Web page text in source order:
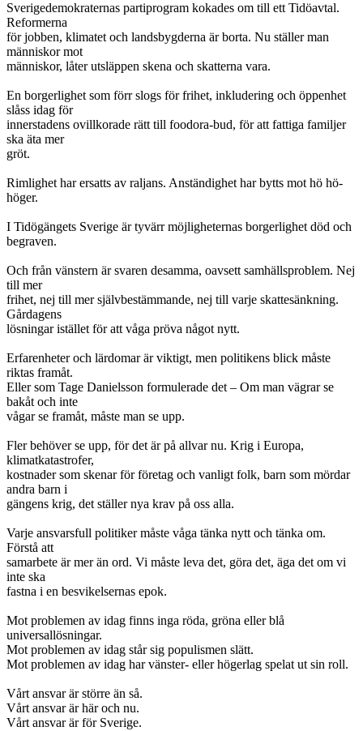
Sverigedemokraternas partiprogram kokades om till ett Tidöavtal.
Reformerna
för jobben, klimatet och landsbygderna är borta. Nu ställer man
människor mot
människor, låter utsläppen skena och skatterna vara.
En borgerlighet som förr slogs för frihet, inkludering och öppenhet
slåss idag för
innerstadens ovillkorade rätt till foodora-bud, för att fattiga familjer
ska äta mer
gröt.
Rimlighet har ersatts av raljans. Anständighet har bytts mot hö hö-
höger.
I Tidögängets Sverige är tyvärr möjligheternas borgerlighet död och
begraven.
Och från vänstern är svaren desamma, oavsett samhällsproblem. Nej
till mer
frihet, nej till mer självbestämmande, nej till varje skattesänkning.
Gårdagens
lösningar istället för att våga pröva något nytt.
Erfarenheter och lärdomar är viktigt, men politikens blick måste
riktas framåt.
Eller som Tage Danielsson formulerade det – Om man vägrar se
bakåt och inte
vågar se framåt, måste man se upp.
Fler behöver se upp, för det är på allvar nu. Krig i Europa,
klimatkatastrofer,
kostnader som skenar för företag och vanligt folk, barn som mördar
andra barn i
gängens krig, det ställer nya krav på oss alla.
Varje ansvarsfull politiker måste våga tänka nytt och tänka om.
Förstå att
samarbete är mer än ord. Vi måste leva det, göra det, äga det om vi
inte ska
fastna i en besvikelsernas epok.
Mot problemen av idag finns inga röda, gröna eller blå
universallösningar.
Mot problemen av idag står sig populismen slätt.
Mot problemen av idag har vänster- eller högerlag spelat ut sin roll.
Vårt ansvar är större än så.
Vårt ansvar är här och nu.
Vårt ansvar är för Sverige.